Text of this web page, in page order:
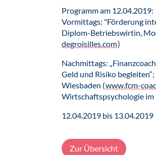
Programm am 12.04.2019:
Vormittags: "Förderung
Diplom-Betriebswirtin,
degroisilles.com)
Nachmittags:
Geld und Risiko
Wiesbaden (www.fcm-
Wirtschaftspsychologie im
12.04.2019 bis 13.04.2019
Zur Übersicht